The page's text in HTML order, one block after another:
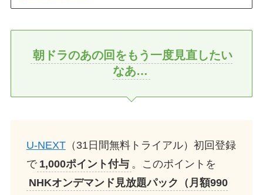
朝ドラのあの回をもう一度見直したい
なあ…
U-NEXT（31日間無料トライアル）初回登録
で 1,000ポイント付与 。このポイントを
NHKオンデマンド見放題パック（月額990